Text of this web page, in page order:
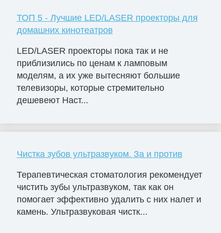
ТОП 5 - Лучшие LED/LASER проекторы для
домашних кинотеатров
LED/LASER проекторы пока так и не
приблизились по ценам к ламповым
моделям, а их уже вытесняют большие
телевизоры, которые стремительно
дешевеют Наст...
Чистка зубов ультразвуком. За и против
Терапевтическая стоматология рекомендует
чистить зубы ультразвуком, так как он
помогает эффективно удалить с них налет и
камень. Ультразвуковая чистк...